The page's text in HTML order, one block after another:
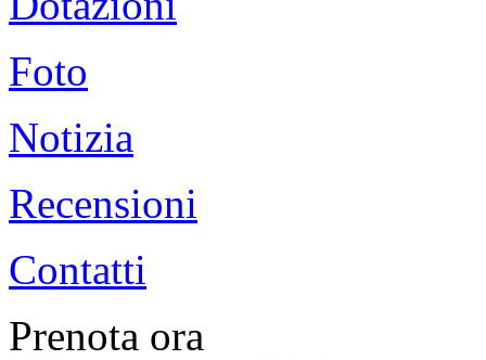
Foto
Notizia
Recensioni
Contatti
Prenota ora